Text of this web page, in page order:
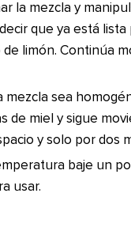
la mezcla y
que ya está lista
de limón. Continúa
mezcla sea
de miel y sigue
y solo por dos
baje un
usar.